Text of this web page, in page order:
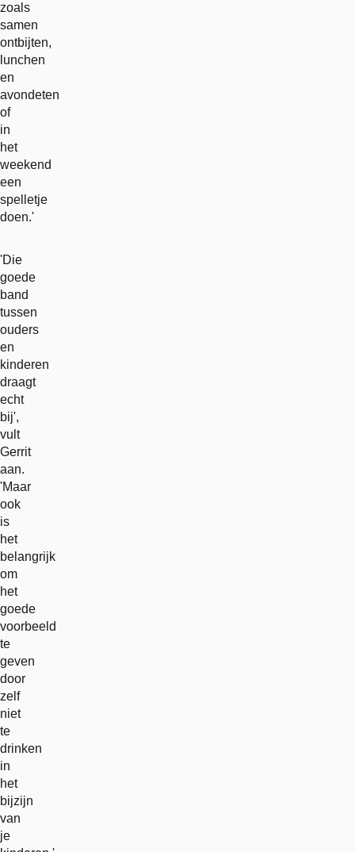
zoals
samen
ontbijten,
lunchen
en
avondeten
of
in
het
weekend
een
spelletje
doen.'
'Die
goede
band
tussen
ouders
en
kinderen
draagt
echt
bij',
vult
Gerrit
aan.
'Maar
ook
is
het
belangrijk
om
het
goede
voorbeeld
te
geven
door
zelf
niet
te
drinken
in
het
bijzijn
van
je